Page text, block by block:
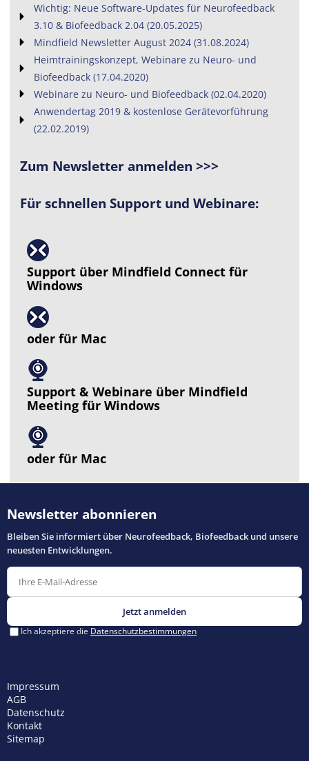
Wichtig: Neue Software-Updates für Neurofeedback
3.10 & Biofeedback 2.04 (20.05.2025)
Mindfield Newsletter August 2024 (31.08.2024)
Heimtrainingskonzept, Webinare zu Neuro- und
Biofeedback (17.04.2020)
Webinare zu Neuro- und Biofeedback (02.04.2020)
Anwendertag 2019 & kostenlose Gerätevorführung
(22.02.2019)
Zum Newsletter anmelden >>>
Für schnellen Support und Webinare:
Support über Mindfield Connect für
Windows
oder für Mac
Support & Webinare über Mindfield
Meeting für Windows
oder für Mac
Impressum
AGB
Datenschutz
Kontakt
Sitemap